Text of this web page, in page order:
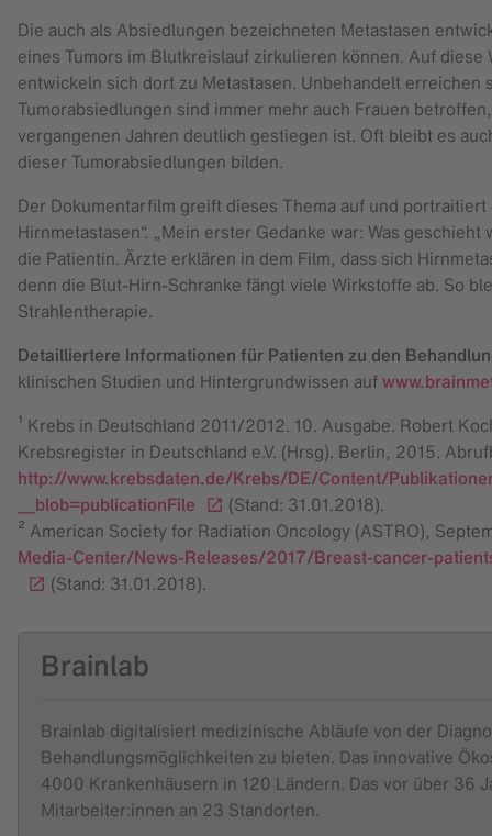
Die auch als Absiedlungen bezeichneten Metastasen
eines Tumors im Blutkreislauf zirkulieren können. Auf
entwickeln sich dort zu Metastasen. Unbehandelt
Tumorabsiedlungen sind immer mehr auch Frauen
vergangenen Jahren deutlich gestiegen ist. Oft bleibt es
dieser Tumorabsiedlungen bilden.
Der Dokumentarfilm greift dieses Thema auf und
Hirnmetastasen“. „Mein erster Gedanke war: Was
die Patientin. Ärzte erklären in dem Film, dass sich
denn die Blut-Hirn-Schranke fängt viele Wirkstoffe ab. So
Strahlentherapie.
Detailliertere Informationen für Patienten zu den
klinischen Studien und Hintergrundwissen auf
¹ Krebs in Deutschland 2011/2012. 10. Ausgabe. Robert
Krebsregister in Deutschland e.V. (Hrsg). Berlin, 2015.
http://www.krebsdaten.de/Krebs/DE/Content/
__blob=publicationFile
(Stand: 31.01.2018).
² American Society for Radiation Oncology (ASTRO),
Media-Center/News-Releases/2017/Breast-cancer-
(Stand: 31.01.2018).
Brainlab
Brainlab digitalisiert medizinische Abläufe von der
Behandlungsmöglichkeiten zu bieten. Das innovative
4000 Krankenhäusern in 120 Ländern. Das vor über 36
Mitarbeiter:innen an 23 Standorten.